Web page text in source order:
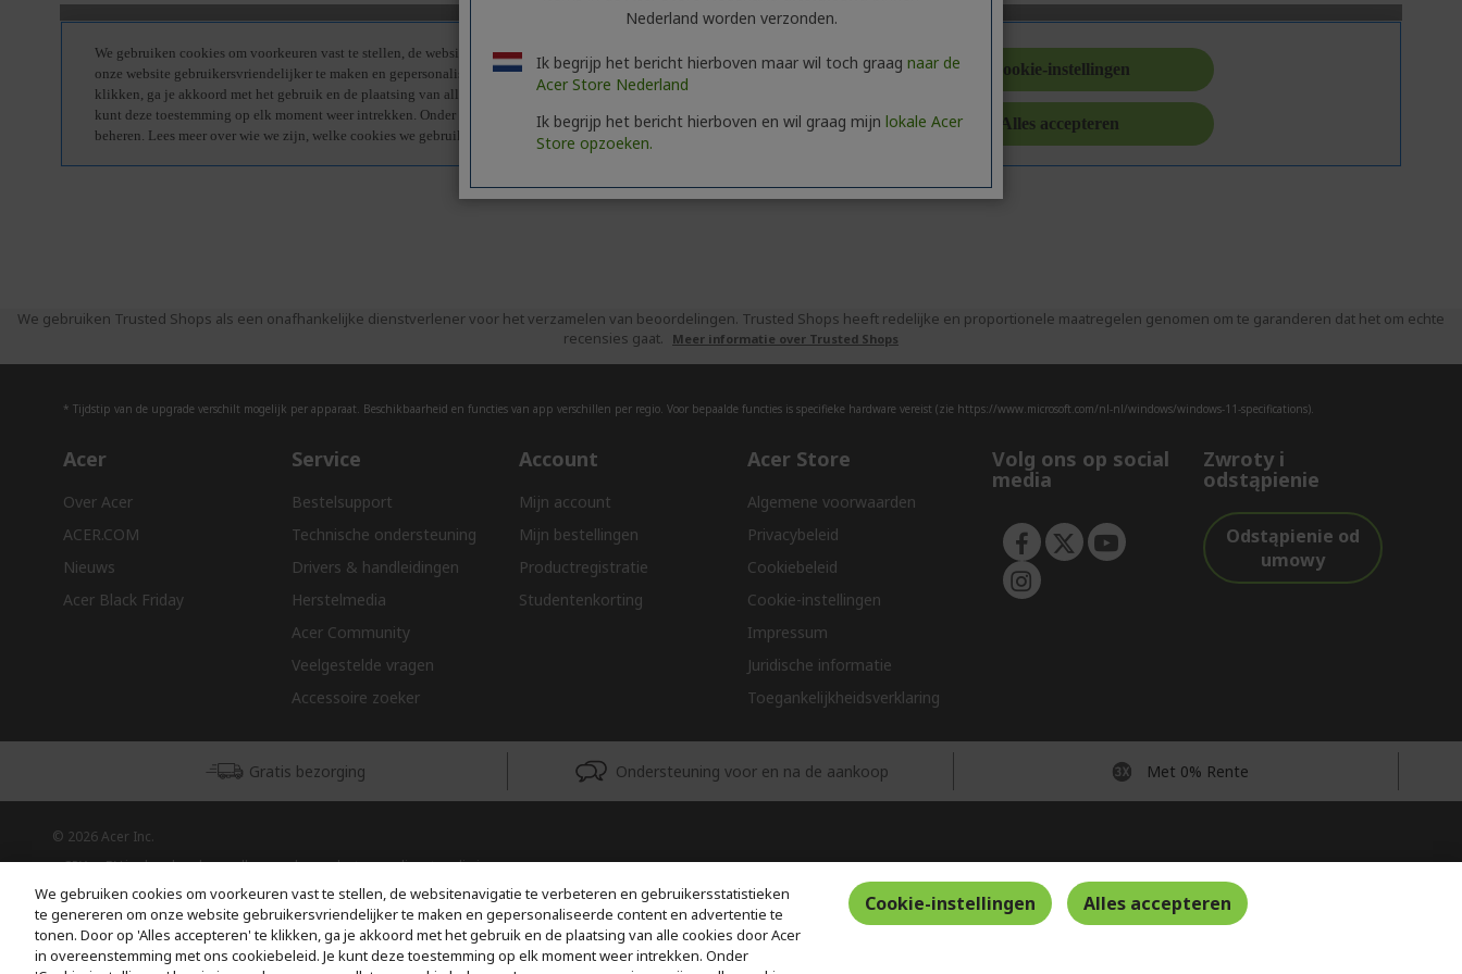
We gebruiken Trusted Shops als een onafhankelijke dienstverlener voor het verzamelen van beoordelingen. Trusted Shops heeft redelijke en proportionele maatregelen genomen om te garanderen dat het om echte
recensies gaat.
Meer informatie over Trusted Shops
* Tijdstip van de upgrade verschilt mogelijk per apparaat. Beschikbaarheid en functies van app verschillen per regio. Voor bepaalde functies is specifieke hardware vereist (zie https://www.microsoft.com/nl-nl/windows/windows-11-specifications).
Acer
Over Acer
ACER.COM
Nieuws
Acer Black Friday
Service
Bestelsupport
Technische ondersteuning
Drivers & handleidingen
Herstelmedia
Acer Community
Veelgestelde vragen
Accessoire zoeker
Account
Mijn account
Mijn bestellingen
Productregistratie
Studentenkorting
Acer Store
Algemene voorwaarden
Privacybeleid
Cookiebeleid
Cookie-instellingen
Impressum
Juridische informatie
Toegankelijkheidsverklaring
Volg ons op social
media
Zwroty i
odstąpienie
Odstąpienie od
umowy
Gratis bezorging Ondersteuning voor en na de aankoop Met 0% Rente
© 2026 Acer Inc.
CPYou BV is de erkende reseller van de producten en diensten die in
deze winkel worden aangeboden.
We gebruiken cookies om voorkeuren vast te stellen, de websitenavigatie te verbeteren en gebruikersstatistieken
te genereren om onze website gebruikersvriendelijker te maken en gepersonaliseerde content en advertentie te
tonen. Door op 'Alles accepteren' te klikken, ga je akkoord met het gebruik en de plaatsing van alle cookies door Acer
in overeenstemming met ons cookiebeleid. Je kunt deze toestemming op elk moment weer intrekken. Onder
Cookie-instellingen Alles accepteren
Nederland worden verzonden.
Ik begrijp het bericht hierboven maar wil toch graag naar de
Acer Store Nederland
Ik begrijp het bericht hierboven en wil graag mijn lokale Acer
Store opzoeken.